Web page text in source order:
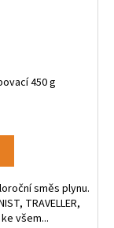
450 g
směs plynu.
TRAVELLER,
ke všem...